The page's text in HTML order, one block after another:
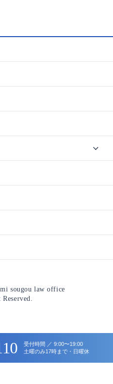
sougou law office
受付時間 ／ 9:00〜19:00
土曜のみ17時まで・日曜休